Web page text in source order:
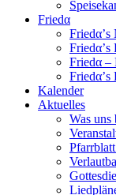
Friedα
Friedα’s
Friedα’s
Friedα –
Friedα’s
Kalender
Aktuelles
Was uns